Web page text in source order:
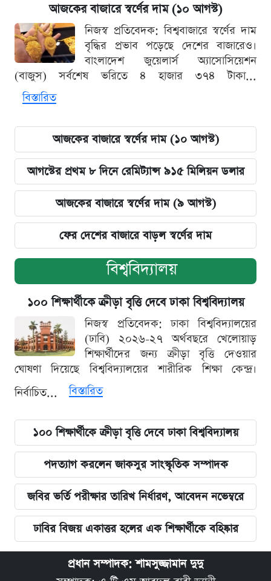
আজকের বাজারে স্বর্ণের দাম (১০ আগস্ট)
নিজস্ব প্রতিবেদক: বিশ্ববাজারে স্বর্ণের দাম
বৃদ্ধির প্রভাব পড়েছে দেশের বাজারেও।
বাংলাদেশ জুয়েলার্স অ্যাসোসিয়েশন
(বাজুস) সর্বশেষ ভরিতে ৪ হাজার ৩৭৪ টাকা...
বিস্তারিত
আজকের বাজারে স্বর্ণের দাম (১০ আগস্ট)
আগস্টের প্রথম ৮ দিনে রেমিট্যান্স ৯১৫ মিলিয়ন ডলার
আজকের বাজারে স্বর্ণের দাম (৯ আগস্ট)
ফের দেশের বাজারে বাড়ল স্বর্ণের দাম
বিশ্ববিদ্যালয়
১০০ শিক্ষার্থীকে ক্রীড়া বৃত্তি দেবে ঢাকা বিশ্ববিদ্যালয়
নিজস্ব প্রতিবেদক: ঢাকা বিশ্ববিদ্যালয়ের
(ঢাবি) ২০২৬-২৭ অর্থবছরে খেলোয়াড়
শিক্ষার্থীদের জন্য ক্রীড়া বৃত্তি দেওয়ার
ঘোষণা দিয়েছে বিশ্ববিদ্যালয়ের শারীরিক শিক্ষা কেন্দ্র।
নির্বাচিত...
বিস্তারিত
১০০ শিক্ষার্থীকে ক্রীড়া বৃত্তি দেবে ঢাকা বিশ্ববিদ্যালয়
পদত্যাগ করলেন জাকসুর সাংস্কৃতিক সম্পাদক
জবির ভর্তি পরীক্ষার তারিখ নির্ধারণ, আবেদন নভেম্বরে
ঢাবির বিজয় একাত্তর হলের এক শিক্ষার্থীকে বহিষ্কার
প্রধান সম্পাদক: শামসুজ্জামান দুদু